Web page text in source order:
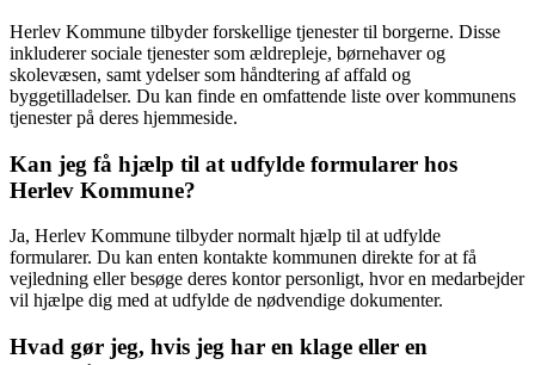
Herlev Kommune tilbyder forskellige tjenester til borgerne. Disse
inkluderer sociale tjenester som ældrepleje, børnehaver og
skolevæsen, samt ydelser som håndtering af affald og
byggetilladelser. Du kan finde en omfattende liste over kommunens
tjenester på deres hjemmeside.
Kan jeg få hjælp til at udfylde formularer hos
Herlev Kommune?
Ja, Herlev Kommune tilbyder normalt hjælp til at udfylde
formularer. Du kan enten kontakte kommunen direkte for at få
vejledning eller besøge deres kontor personligt, hvor en medarbejder
vil hjælpe dig med at udfylde de nødvendige dokumenter.
Hvad gør jeg, hvis jeg har en klage eller en